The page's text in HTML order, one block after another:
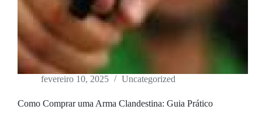
fevereiro 10, 2025 Uncategorized
Como Comprar uma Arma Clandestina: Guia Prático